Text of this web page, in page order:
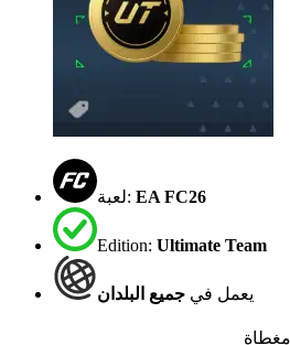
لعبة: EA FC26
Edition: Ultimate Team
يعمل في جميع البلدان